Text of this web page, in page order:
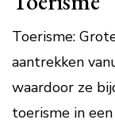
Toerisme:
aantrekken
waardoor ze
toerisme in